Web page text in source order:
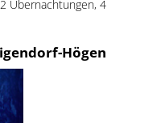
Übernachtungen, 4
Högen